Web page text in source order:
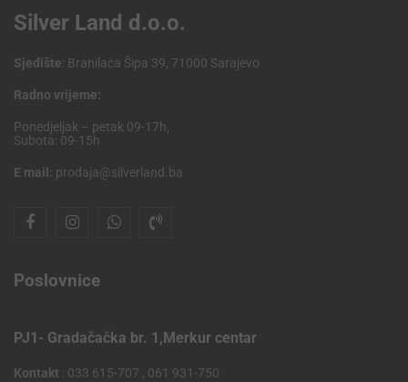
Silver Land d.o.o.
Sjedište: Branilaca Šipa 39, 71000 Sarajevo
Radno vrijeme:
Ponedjeljak – petak 09-17h,
Subota: 09-15h
E mail: prodaja@silverland.ba
Poslovnice
PJ1- Gradačačka br. 1,Merkur centar
Kontakt : 033 615-707 , 061 931-750